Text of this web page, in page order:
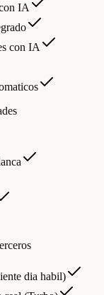
IA
con IA
dia habil)